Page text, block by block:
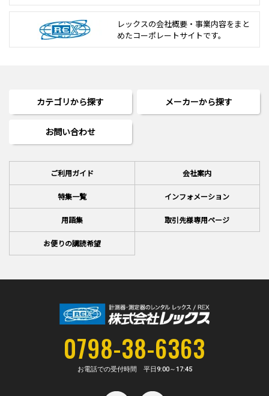
レックスの会社概要・事業内容をまと
めたコーポレートサイトです。
カテゴリから探す メーカーから探す
お問い合わせ
ご利用ガイド 会社案内
特集一覧 インフォメーション
用語集 取引先様専用ページ
お便りの講読希望
0798-38-6363
お電話での受付時間 平日9:00～17:45